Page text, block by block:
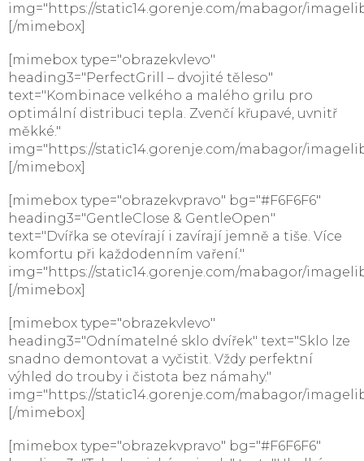
img="https://static14.gorenje.com/mabagor/
[/mimebox]
[mimebox type="obrazekvlevo"
heading3="PerfectGrill – dvojité těleso"
text="Kombinace velkého a malého grilu pro
optimální distribuci tepla. Zvenčí křupavé, uvnitř
měkké."
img="https://static14.gorenje.com/mabagor/
[/mimebox]
[mimebox type="obrazekvpravo" bg="#F6F6F6"
heading3="GentleClose & GentleOpen"
text="Dvířka se otevírají i zavírají jemně a tiše. Více
komfortu při každodenním vaření."
img="https://static14.gorenje.com/mabagor/
[/mimebox]
[mimebox type="obrazekvlevo"
heading3="Odnímatelné sklo dvířek" text="Sklo lze
snadno demontovat a vyčistit. Vždy perfektní
výhled do trouby i čistota bez námahy."
img="https://static14.gorenje.com/mabagor/
[/mimebox]
[mimebox type="obrazekvpravo" bg="#F6F6F6"